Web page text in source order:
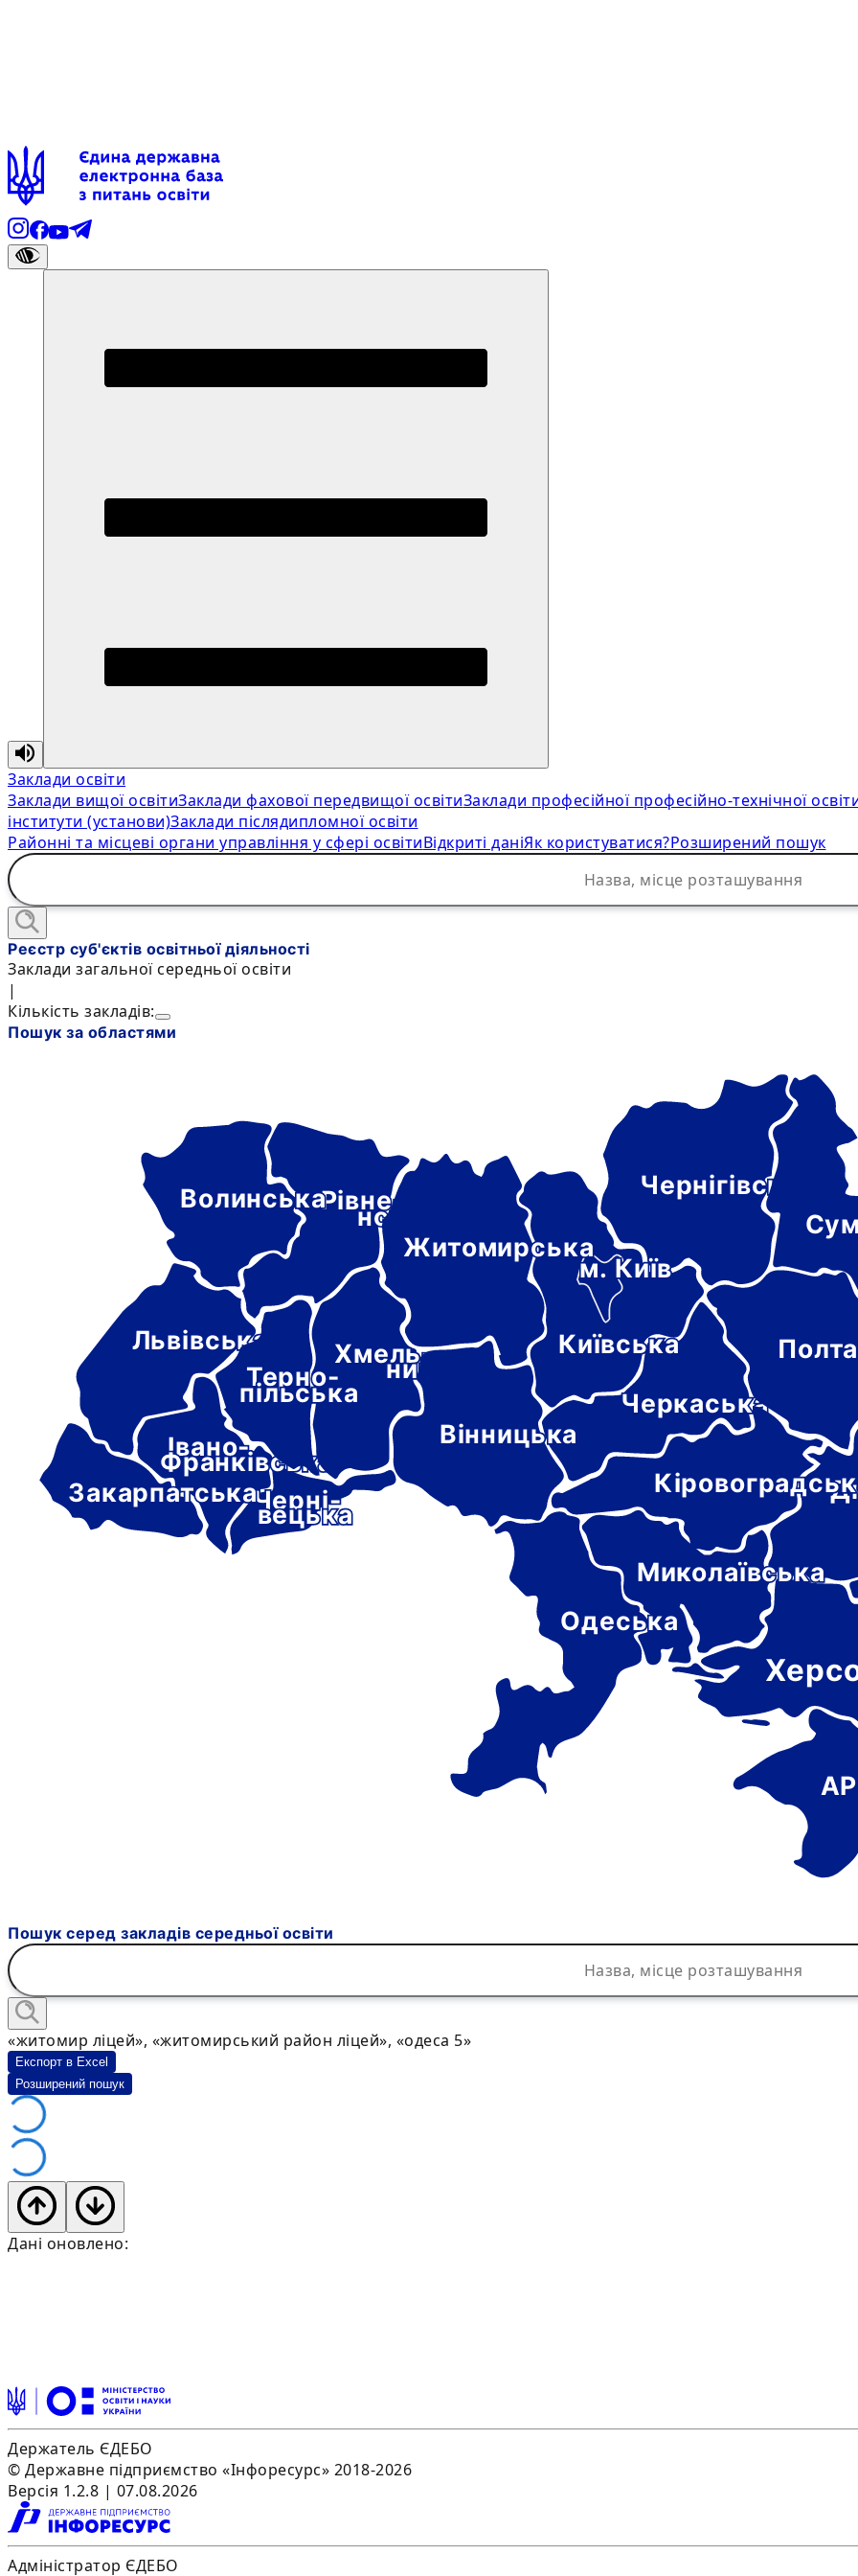
Заклади освіти
Заклади вищої освітиЗаклади фахової передвищої освітиЗаклади професійної професійно-технічної
інститути (установи)Заклади післядипломної освіти
Районні та місцеві органи управління у сфері освітиВідкриті даніЯк користуватися?Розширений пошук
Реєстр суб'єктів освітньої діяльності
Заклади загальної середньої освіти
|
Кількість закладів:
Пошук за областями
Черкаська
Чернігівська
Черні-
вецька
Івано-
Франківська
Хмель-
ницька
Київська
м. Київ
Львівська
Миколаївська
Одеська
Рівне-
нська
Терно-
пільська
Вінницька
Волинська
Закарпатська
Житомирська
Пошук серед закладів середньої освіти
«житомир ліцей», «житомирський район ліцей», «одеса 5»
Експорт в Excel
Розширений пошук
Дані оновлено:
Держатель ЄДЕБО
© Державне підприємство «Інфоресурс» 2018-2026
Версія 1.2.8 | 07.08.2026
Адміністратор ЄДЕБО